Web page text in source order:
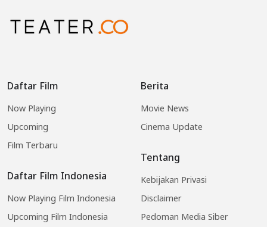
Daftar Film
Now Playing
Upcoming
Film Terbaru
Daftar Film Indonesia
Now Playing Film Indonesia
Upcoming Film Indonesia
Berita
Movie News
Cinema Update
Tentang
Kebijakan Privasi
Disclaimer
Pedoman Media Siber